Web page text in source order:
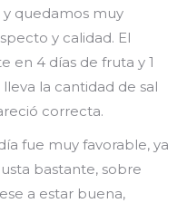
quedamos muy
y calidad. El
en 4 días de fruta y 1
la cantidad de sal
correcta.
fue muy favorable, ya
bastante, sobre
a estar buena,